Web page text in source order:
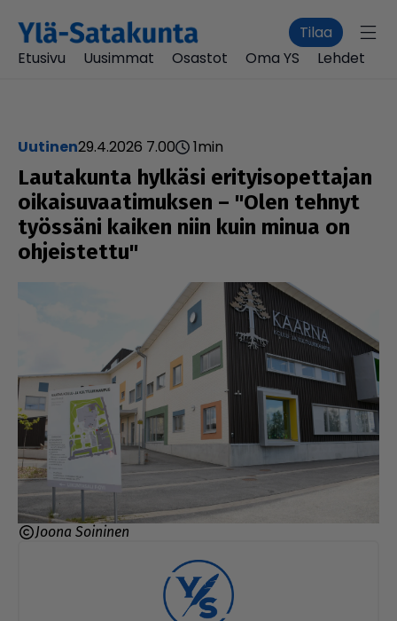
Tilaa
Etusivu
Uusimmat Osastot Oma YS Lehdet
uutinen29.4.2026 7.00 1min
Lau­ta­kunta hylkäsi eri­tyi­so­pet­ta­jan
oikai­su­vaa­ti­muk­sen – "Olen tehnyt
työssäni kaiken niin kuin minua on
ohjeis­tettu"
Joona Soininen